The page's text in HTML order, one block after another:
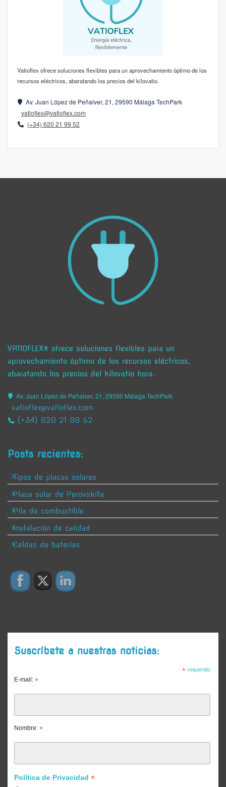
Vatioflex ofrece soluciones flexibles para un aprovechamiento óptimo de los
recursos eléctricos, abaratando los precios del kilovatio.
Av. Juan López de Peñalver, 21, 29590 Málaga TechPark
vatioflex@vatioflex.com
(+34) 620 21 99 52
VATIOFLEX® ofrece soluciones flexibles para un
aprovechamiento óptimo de los recursos eléctricos,
abaratando los precios del kilovatio hora.
Av. Juan López de Peñalver, 21, 29590 Málaga TechPark
vatioflex@vatioflex.com
(+34) 620 21 99 52
Posts recientes:
Tipos de placas solares
Placa solar de Perovskita
Pila de combustible
Instalación de calidad
Celdas de baterías
Suscríbete a nuestras noticias:
*requerido
E-mail: *
Nombre: *
Política de Privacidad *